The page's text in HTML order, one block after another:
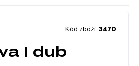
Kód zboží: 3470
I dub